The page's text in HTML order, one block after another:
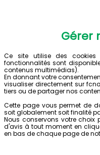
Gérer
Ce site utilise des cookies
fonctionnalités sont
contenus multimédias).
En donnant votre
visualiser directement sur
tiers ou de partager nos
Cette page vous permet de
soit globalement soit finalité
Nous conservons votre choix
d'avis à tout moment en
en bas de chaque page de